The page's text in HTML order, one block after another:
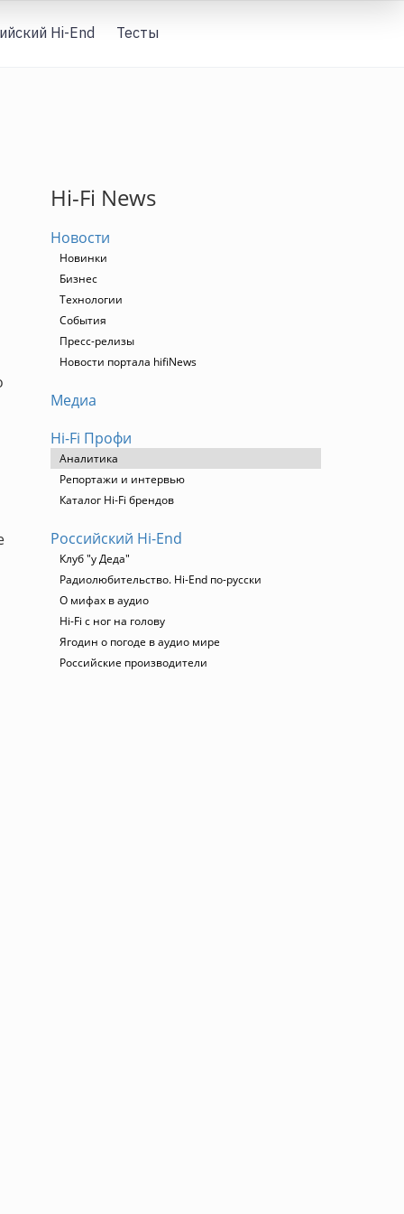
Hi-End Тесты
Hi-Fi News
Новости
Новинки
Бизнес
Технологии
События
Пресс-релизы
Новости портала hifiNews
Медиа
Hi-Fi Профи
Аналитика
Репортажи и интервью
Каталог Hi-Fi брендов
Российский Hi-End
Клуб "у Деда"
Радиолюбительство. Hi-End по-русски
О мифах в аудио
Hi-Fi с ног на голову
Ягодин о погоде в аудио мире
Российские производители